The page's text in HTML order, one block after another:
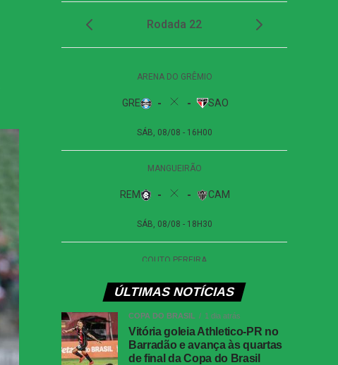
ÚLTIMAS NOTÍCIAS
COPA DO BRASIL 1 dia atrás
Vitória goleia Athletico-PR no
Barradão e avança às quartas
de final da Copa do Brasil